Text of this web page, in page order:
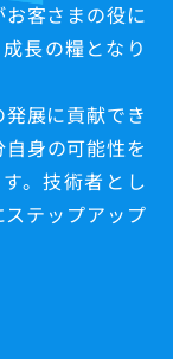
客さまの役に
長の糧となり
展に貢献でき
身の可能性を
。技術者とし
テップアップ